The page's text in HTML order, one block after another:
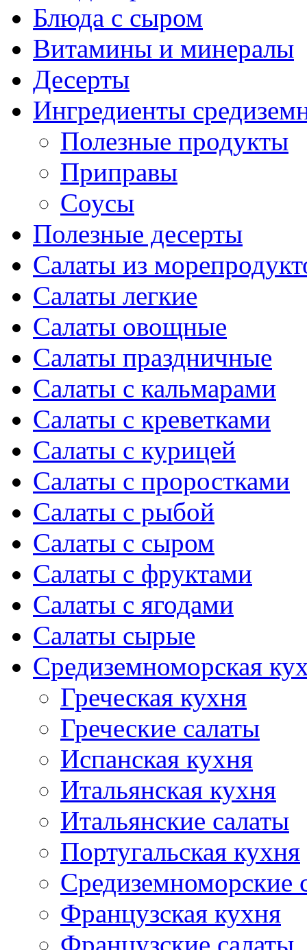
Блюда с сыром
Витамины и минералы
Десерты
Ингредиенты
Полезные продукты
Приправы
Соусы
Полезные десерты
Салаты из
Салаты легкие
Салаты овощные
Салаты праздничные
Салаты с кальмарами
Салаты с креветками
Салаты с курицей
Салаты с проростками
Салаты с рыбой
Салаты с сыром
Салаты с фруктами
Салаты с ягодами
Салаты сырые
Средиземноморская
Греческая кухня
Греческие салаты
Испанская кухня
Итальянская кухня
Итальянские салаты
Португальская кухня
Средиземноморские
Французская кухня